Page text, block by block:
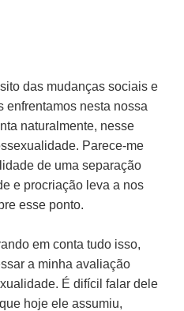
das mudanças sociais e
enfrentamos nesta nossa
naturalmente, nesse
Parece-me
de uma separação
e procriação leva a nos
esse ponto.
em conta tudo isso,
a minha avaliação
É difícil falar dele
hoje ele assumiu,